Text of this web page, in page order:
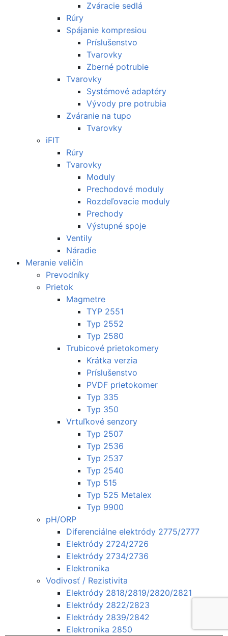
Zváracie sedlá
Rúry
Spájanie kompresiou
Príslušenstvo
Tvarovky
Zberné potrubie
Tvarovky
Systémové adaptéry
Vývody pre potrubia
Zváranie na tupo
Tvarovky
iFIT
Rúry
Tvarovky
Moduly
Prechodové moduly
Rozdeľovacie moduly
Prechody
Výstupné spoje
Ventily
Náradie
Meranie veličín
Prevodníky
Prietok
Magmetre
TYP 2551
Typ 2552
Typ 2580
Trubicové prietokomery
Krátka verzia
Príslušenstvo
PVDF prietokomer
Typ 335
Typ 350
Vrtuľkové senzory
Typ 2507
Typ 2536
Typ 2537
Typ 2540
Typ 515
Typ 525 Metalex
Typ 9900
pH/ORP
Diferenciálne elektródy 2775/2777
Elektródy 2724/2726
Elektródy 2734/2736
Elektronika
Vodivosť / Rezistivita
Elektródy 2818/2819/2820/2821
Elektródy 2822/2823
Elektródy 2839/2842
Elektronika 2850